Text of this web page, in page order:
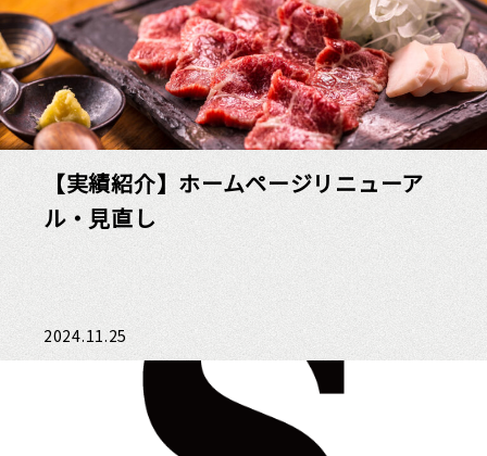
【実績紹介】ホームページリニューア
ル・見直し
2024.11.25